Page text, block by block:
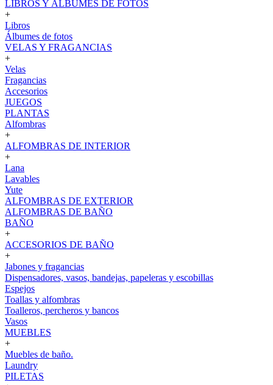
LIBROS Y ÁLBUMES DE FOTOS
+
Libros
Álbumes de fotos
VELAS Y FRAGANCIAS
+
Velas
Fragancias
Accesorios
JUEGOS
PLANTAS
Alfombras
+
ALFOMBRAS DE INTERIOR
+
Lana
Lavables
Yute
ALFOMBRAS DE EXTERIOR
ALFOMBRAS DE BAÑO
BAÑO
+
ACCESORIOS DE BAÑO
+
Jabones y fragancias
Dispensadores, vasos, bandejas, papeleras y escobillas
Espejos
Toallas y alfombras
Toalleros, percheros y bancos
Vasos
MUEBLES
+
Muebles de baño.
Laundry
PILETAS